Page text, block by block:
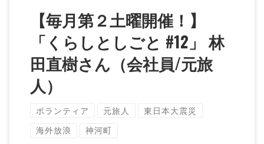
【毎月第２土曜開催！】
「くらしとしごと #12」 林
田直樹さん（会社員/元旅
人）
ボランティア 元旅人 東日本大震災
海外放浪 神河町